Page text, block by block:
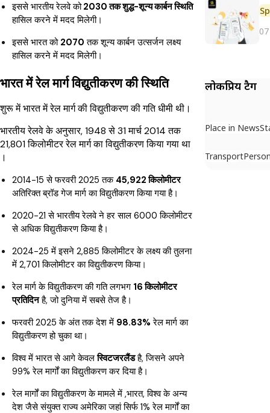
इससे भारतीय रेलवे को2030 तक शुद्ध-शून्य कार्बन स्थिति
हासिल करने में मदद मिलेगी।
इससे भारत को 2070 तक शून्य कार्बन उत्सर्जन लक्ष्य
हासिल करने में मदद मिलेगी।
भारत में रेल मार्ग विद्युतीकरण की स्थिति
शुरू में भारत में रेल मार्ग की विद्युतीकरण की गति धीमी थी।
भारतीय रेलवे के अनुसार, 1948 से 31 मार्च 2014 तक
21,801 किलोमीटर रेल मार्ग का विद्युतीकरण किया गया था
।
2014-15 से फरवरी 2025 तक 45,922 किलोमीटर
अतिरिक्त ब्रॉड गेज मार्ग का विद्युतीकरण किया गया है।
2020-21 से भारतीय रेलवे ने हर साल 6000 किलोमीटर
से अधिक विद्युतीकरण किया है।
2024-25 में इसने 2,885 किलोमीटर के लक्ष्य की तुलना
में 2,701 किलोमीटर का विद्युतीकरण किया।
रेल मार्ग के विद्युतीकरण की गति लगभग 16 किलोमीटर
प्रतिदिनहै, जो दुनिया में सबसे तेज है।
फरवरी 2025 के अंत तक देश में 98.83% रेल मार्ग का
विद्युतीकरण हो चुका था।
विश्व में भारत से आगे केवलस्विटजरलैंडहै, जिसने अपने
99% रेल मार्गों का विद्युतीकरण कर दिया है।
रेल मार्गों का विद्युतीकरण के मामले में ,भारत, विश्व के अन्य
देश जैसे संयुक्त राज्य अमेरिका जहां सिर्फ 1% रेल मार्गों का
लोकप्रिय टैग
Place in News
Transport